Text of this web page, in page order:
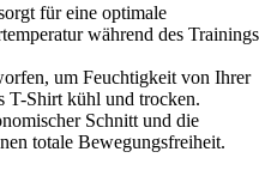
für eine optimale
während des Trainings
um Feuchtigkeit von Ihrer
T-Shirt kühl und trocken.
Schnitt und die
totale Bewegungsfreiheit.